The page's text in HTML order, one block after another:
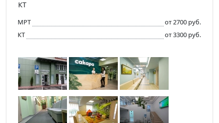
КТ
МРТ
от 2700 руб.
КТ
от 3300 руб.